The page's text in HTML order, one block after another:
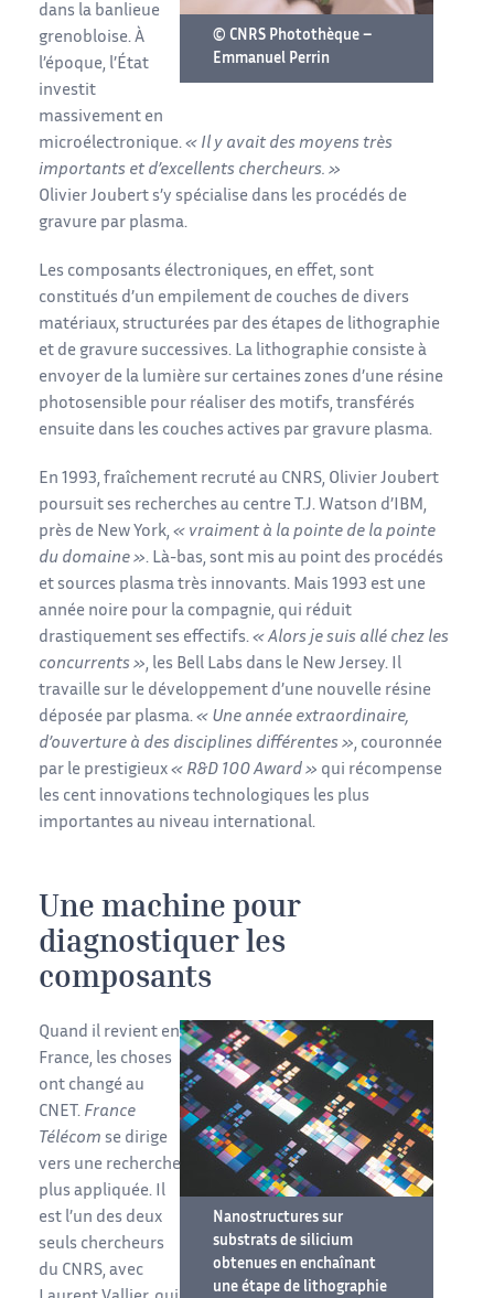
© CNRS Photothèque –
Emmanuel Perrin
dans la banlieue
grenobloise. À
l’époque, l’État
investit
massivement en
microélectronique. « Il y avait des moyens très
importants et d’excellents chercheurs. »
Olivier Joubert s’y spécialise dans les procédés de
gravure par plasma.
Les composants électroniques, en effet, sont
constitués d’un empilement de couches de divers
matériaux, structurées par des étapes de lithographie
et de gravure successives. La lithographie consiste à
envoyer de la lumière sur certaines zones d’une résine
photosensible pour réaliser des motifs, transférés
ensuite dans les couches actives par gravure plasma.
En 1993, fraîchement recruté au CNRS, Olivier Joubert
poursuit ses recherches au centre T.J. Watson d’IBM,
près de New York, « vraiment à la pointe de la pointe
du domaine ». Là-bas, sont mis au point des procédés
et sources plasma très innovants. Mais 1993 est une
année noire pour la compagnie, qui réduit
drastiquement ses effectifs. « Alors je suis allé chez les
concurrents », les Bell Labs dans le New Jersey. Il
travaille sur le développement d’une nouvelle résine
déposée par plasma. « Une année extraordinaire,
d’ouverture à des disciplines différentes », couronnée
par le prestigieux « R&D 100 Award » qui récompense
les cent innovations technologiques les plus
importantes au niveau international.
Une machine pour
diagnostiquer les
composants
Nanostructures sur
substrats de silicium
obtenues en enchaînant
une étape de lithographie
Quand il revient en
France, les choses
ont changé au
CNET. France
Télécom se dirige
vers une recherche
plus appliquée. Il
est l’un des deux
seuls chercheurs
du CNRS, avec